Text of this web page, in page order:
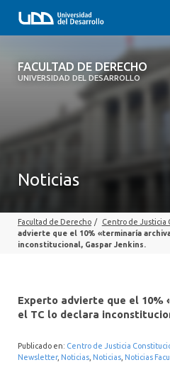
FACULTAD DE DERECHO
UNIVERSIDAD DEL DESARROLLO
FACULTAD DE DERECHO
SOBRE LA FACULTAD
PROFESORES
INTERNACIONAL
Noticias
Facultad de Derecho / Centro de Justicia
advierte que el 10% «terminaría
inconstitucional, Gaspar Jenkins.
Experto advierte que el 10%
el TC lo declara
Publicado en: Centro de Justicia
Newsletter, Noticias Noticias Noticias